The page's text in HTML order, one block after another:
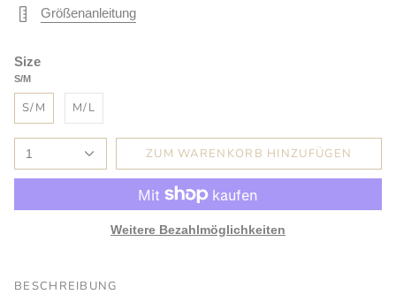
Größenanleitung
Size
S/M
S/M M/L
1 ZUM WARENKORB HINZUFÜGEN
Weitere Bezahlmöglichkeiten
BESCHREIBUNG